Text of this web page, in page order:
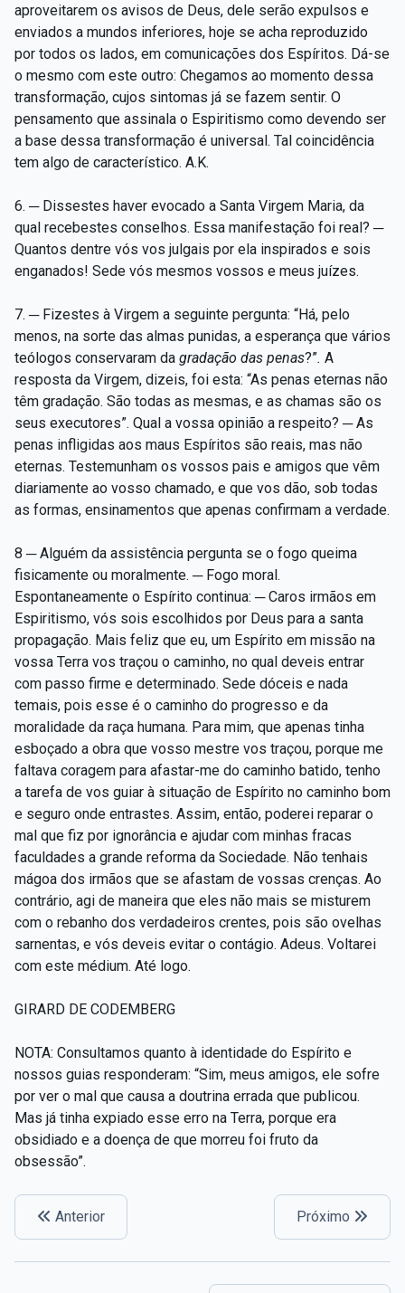
aproveitarem os avisos de Deus, dele serão expulsos e
enviados a mundos inferiores, hoje se acha reproduzido
por todos os lados, em comunicações dos Espíritos. Dá-se
o mesmo com este outro: Chegamos ao momento dessa
transformação, cujos sintomas já se fazem sentir. O
pensamento que assinala o Espiritismo como devendo ser
a base dessa transformação é universal. Tal coincidência
tem algo de característico. A.K.
6. ─ Dissestes haver evocado a Santa Virgem Maria, da
qual recebestes conselhos. Essa manifestação foi real? ─
Quantos dentre vós vos julgais por ela inspirados e sois
enganados! Sede vós mesmos vossos e meus juízes.
7. ─ Fizestes à Virgem a seguinte pergunta: “Há, pelo
menos, na sorte das almas punidas, a esperança que vários
teólogos conservaram da gradação das penas?”. A
resposta da Virgem, dizeis, foi esta: “As penas eternas não
têm gradação. São todas as mesmas, e as chamas são os
seus executores”. Qual a vossa opinião a respeito? ─ As
penas infligidas aos maus Espíritos são reais, mas não
eternas. Testemunham os vossos pais e amigos que vêm
diariamente ao vosso chamado, e que vos dão, sob todas
as formas, ensinamentos que apenas confirmam a verdade.
8 ─ Alguém da assistência pergunta se o fogo queima
fisicamente ou moralmente. ─ Fogo moral.
Espontaneamente o Espírito continua: ─ Caros irmãos em
Espiritismo, vós sois escolhidos por Deus para a santa
propagação. Mais feliz que eu, um Espírito em missão na
vossa Terra vos traçou o caminho, no qual deveis entrar
com passo firme e determinado. Sede dóceis e nada
temais, pois esse é o caminho do progresso e da
moralidade da raça humana. Para mim, que apenas tinha
esboçado a obra que vosso mestre vos traçou, porque me
faltava coragem para afastar-me do caminho batido, tenho
a tarefa de vos guiar à situação de Espírito no caminho bom
e seguro onde entrastes. Assim, então, poderei reparar o
mal que fiz por ignorância e ajudar com minhas fracas
faculdades a grande reforma da Sociedade. Não tenhais
mágoa dos irmãos que se afastam de vossas crenças. Ao
contrário, agi de maneira que eles não mais se misturem
com o rebanho dos verdadeiros crentes, pois são ovelhas
sarnentas, e vós deveis evitar o contágio. Adeus. Voltarei
com este médium. Até logo.
GIRARD DE CODEMBERG
NOTA: Consultamos quanto à identidade do Espírito e
nossos guias responderam: “Sim, meus amigos, ele sofre
por ver o mal que causa a doutrina errada que publicou.
Mas já tinha expiado esse erro na Terra, porque era
obsidiado e a doença de que morreu foi fruto da
obsessão”.
Anterior Próximo